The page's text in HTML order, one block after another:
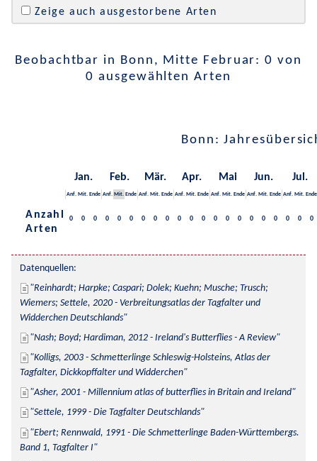
Zeige auch ausgestorbene Arten
Beobachtbar in Bonn, Mitte Februar: 0 von
0 ausgewählten Arten
Bonn:
Jan. Feb. Mär. Apr. Mai Jun. Jul.
Anf. Mit. Ende Anf. Mit. Ende Anf. Mit. Ende Anf. Mit. Ende Anf. Mit. Ende Anf. Mit. Ende Anf. Mit. Ende
Anzahl
Arten
0 0 0 0 0 0 0 0 0 0 0 0 0 0 0 0 0 0 0 0 0
Datenquellen:
Reinhardt; Harpke; Caspari; Dolek; Kuehn; Musche; Trusch;
Wiemers; Settele, 2020 - Verbreitungsatlas der Tagfalter und
Widderchen Deutschlands
Nash; Boyd; Hardiman, 2012 - Ireland's Butterflies - A Review
Kolligs, 2003 - Schmetterlinge Schleswig-Holsteins, Atlas der
Tagfalter, Dickkopffalter und Widderchen
Asher, 2001 - Millennium atlas of butterflies in Britain and Ireland
Settele, 1999 - Die Tagfalter Deutschlands
Ebert; Rennwald, 1991 - Die Schmetterlinge Baden-Württembergs.
Band 1, Tagfalter I